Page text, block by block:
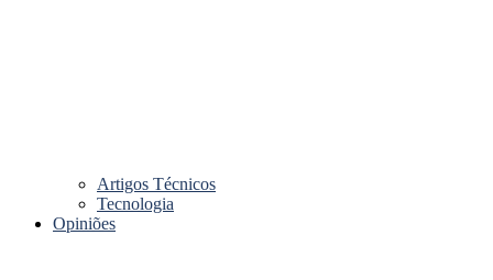
Artigos Técnicos
Tecnologia
Opiniões